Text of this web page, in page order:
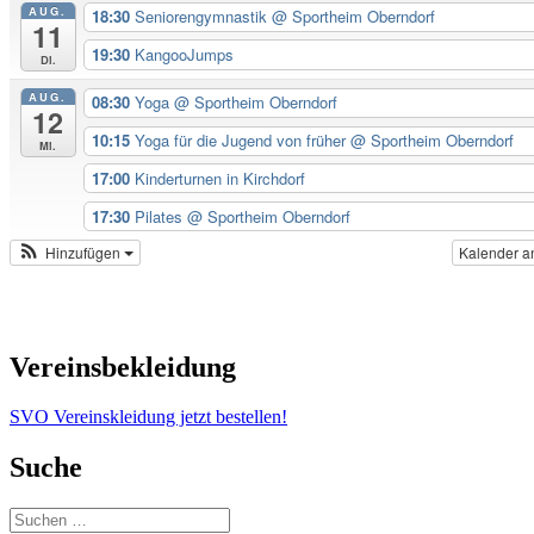
AUG.
11
Di.
18:30 Seniorengymnastik @ Sportheim Oberndorf
19:30 KangooJumps
AUG.
12
Mi.
08:30 Yoga @ Sportheim Oberndorf
10:15 Yoga für die Jugend von früher@ Sportheim Oberndorf
17:00 Kinderturnen in Kirchdorf
17:30 Pilates @ Sportheim Oberndorf
Kalender
Hinzufügen
Vereinsbekleidung
SVO Vereinskleidung jetzt bestellen!
Suche
Suchen